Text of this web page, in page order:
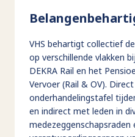
VHS behartigt collectief
op verschillende vlakken
DEKRA Rail en het
Vervoer (Rail & OV).
onderhandelingstafel
en indirect met leden in
medezeggenschapsraden